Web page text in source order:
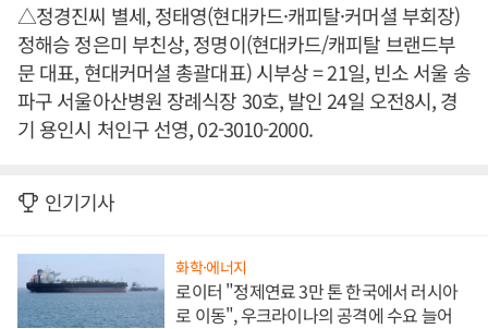
△정경진씨 별세, 정태영(현대카드·캐피탈·커머셜 부회장)
정해승 정은미 부친상, 정명이(현대카드/캐피탈 브랜드부
문 대표, 현대커머셜 총괄대표) 시부상 = 21일, 빈소 서울 송
파구 서울아산병원 장례식장 30호, 발인 24일 오전8시, 경
기 용인시 처인구 선영, 02-3010-2000.
인기기사
화학·에너지
로이터 "정제연료 3만 톤 한국에서 러시아
로 이동", 우크라이나의 공격에 수요 늘어